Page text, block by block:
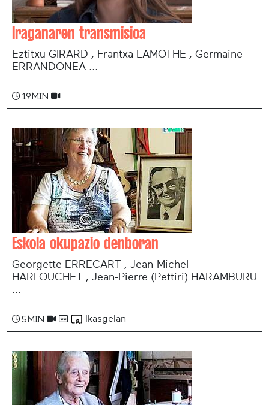
Iraganaren transmisioa
Eztitxu GIRARD , Frantxa LAMOTHE , Germaine
ERRANDONEA ...
19 min
Eskola okupazio denboran
Georgette ERRECART , Jean-Michel
HARLOUCHET , Jean-Pierre (Pettiri) HARAMBURU
...
5 min Ikasgelan